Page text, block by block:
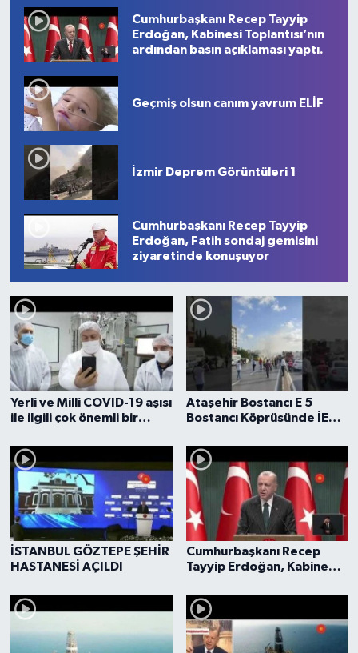
Cumhurbaşkanı Recep Tayyip
Erdoğan, Kabinesi Toplantısı’nın
ardından basın açıklaması yaptı.
Geçmiş olsun canım yavrum ELİF
İzmir Deprem Görüntüleri 1
Cumhurbaşkanı Recep Tayyip
Erdoğan, Fatih sondaj gemisini
ziyaretinde konuşuyor
Yerli ve Milli COVID-19 aşısı
ile ilgili çok önemli bir
Ataşehir Bostancı E 5
Bostancı Köprüsünde İETT
İSTANBUL GÖZTEPE ŞEHİR
HASTANESİ AÇILDI
Cumhurbaşkanı Recep
Tayyip Erdoğan, Kabine
bulunuyor